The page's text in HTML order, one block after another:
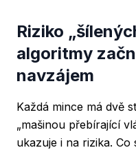
Riziko
algoritmy
navzájem
Každá mince má dvě
„mašinou přebírající
ukazuje i na rizika.